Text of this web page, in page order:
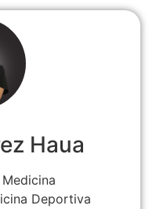
Haua
Deportiva